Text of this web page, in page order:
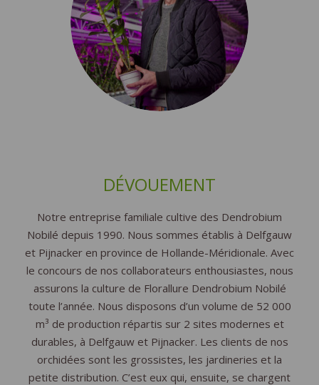
DÉVOUEMENT
Notre entreprise familiale cultive des Dendrobium
Nobilé depuis 1990. Nous sommes établis à Delfgauw
et Pijnacker en province de Hollande-Méridionale. Avec
le concours de nos collaborateurs enthousiastes, nous
assurons la culture de Florallure Dendrobium Nobilé
toute l’année. Nous disposons d’un volume de 52 000
m³ de production répartis sur 2 sites modernes et
durables, à Delfgauw et Pijnacker. Les clients de nos
orchidées sont les grossistes, les jardineries et la
petite distribution. C’est eux qui, ensuite, se chargent